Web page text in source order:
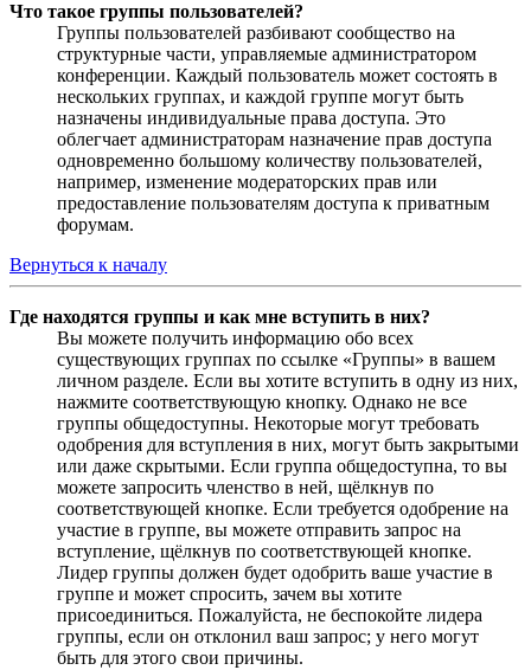
Что такое группы пользователей?
Группы пользователей разбивают сообщество на
структурные части, управляемые администратором
конференции. Каждый пользователь может состоять в
нескольких группах, и каждой группе могут быть
назначены индивидуальные права доступа. Это
облегчает администраторам назначение прав доступа
одновременно большому количеству пользователей,
например, изменение модераторских прав или
предоставление пользователям доступа к приватным
форумам.
Вернуться к началу
Где находятся группы и как мне вступить в них?
Вы можете получить информацию обо всех
существующих группах по ссылке «Группы» в вашем
личном разделе. Если вы хотите вступить в одну из них,
нажмите соответствующую кнопку. Однако не все
группы общедоступны. Некоторые могут требовать
одобрения для вступления в них, могут быть закрытыми
или даже скрытыми. Если группа общедоступна, то вы
можете запросить членство в ней, щёлкнув по
соответствующей кнопке. Если требуется одобрение на
участие в группе, вы можете отправить запрос на
вступление, щёлкнув по соответствующей кнопке.
Лидер группы должен будет одобрить ваше участие в
группе и может спросить, зачем вы хотите
присоединиться. Пожалуйста, не беспокойте лидера
группы, если он отклонил ваш запрос; у него могут
быть для этого свои причины.